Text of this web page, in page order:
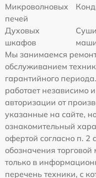
Микроволновых
печей
Духовых
шкафов
Мы занимаемся
обслуживанием
гарантийного
работает независимо
авторизации от
указанные на сайте,
ознакомительный
офертой согласно п.
обозначения
только в
перечень техники, с